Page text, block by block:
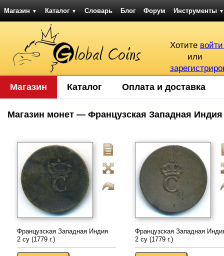
Магазин ▼ Каталог ▼ Словарь Блог Форум Инструменты ▼
Хотите
или
Магазин Каталог Оплата и доставка
Магазин монет — Французская Западная Индия
Французская Западная Индия
2 су (1779 г.)
Французская Западная
2 су (1779 г.)